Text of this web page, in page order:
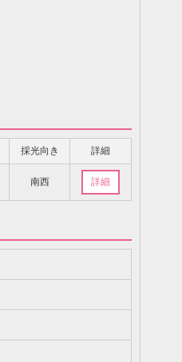
採光向き 詳細
南西 詳細